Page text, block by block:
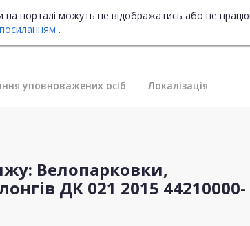
на порталі можуть не відображатись або не
посиланням .
уповноважених осіб Локалізація
Велопарковки,
ДК 021 2015 44210000-